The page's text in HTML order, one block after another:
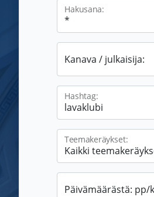
Hakusana:
Kanava / julkaisija:
Hashtag:
Teemakeräykset:
Päivämäärästä: pp/